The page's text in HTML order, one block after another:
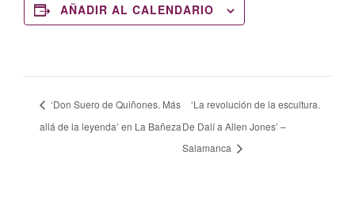
AÑADIR AL CALENDARIO
‘Don Suero de Quiñones. Más
allá de la leyenda’ en La Bañeza
‘La revolución de la escultura.
De Dalí a Allen Jones’ –
Salamanca